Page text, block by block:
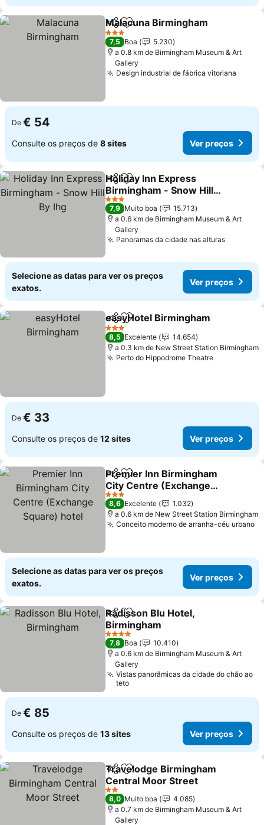
PartilharAdicionar aos favoritos
Malacuna Birmingham
3 Estrelas
7,5 Boa
5.230
a 0.8 km de Birmingham Museum & Art
Gallery
Design industrial de fábrica vitoriana
De € 54
Consulte os preços de 8 sites Ver preços
PartilharAdicionar aos favoritos
Holiday Inn Express
Birmingham - Snow Hill
By Ihg
3 Estrelas
7,9 Muito boa
15.713
a 0.6 km de Birmingham Museum & Art
Gallery
Panoramas da cidade nas alturas
Selecione as datas para ver os preços
exatos.
Ver preços
PartilharAdicionar aos favoritos
easyHotel Birmingham
3 Estrelas
8,5 Excelente
14.654
a 0.3 km de New Street Station Birmingham
Perto do Hippodrome Theatre
De € 33
Consulte os preços de 12 sites Ver preços
PartilharAdicionar aos favoritos
Premier Inn Birmingham
City Centre (Exchange
Square) hotel
3 Estrelas
8,6 Excelente
1.032
a 0.6 km de New Street Station Birmingham
Conceito moderno de arranha-céu urbano
Selecione as datas para ver os preços
exatos.
Ver preços
PartilharAdicionar aos favoritos
Radisson Blu Hotel,
Birmingham
4 Estrelas
7,8 Boa
10.410
a 0.6 km de Birmingham Museum & Art
Gallery
Vistas panorâmicas da cidade do chão ao
teto
De € 85
Consulte os preços de 13 sites Ver preços
PartilharAdicionar aos favoritos
Travelodge Birmingham
Central Moor Street
2 Estrelas
8,0 Muito boa
4.085
a 0.7 km de Birmingham Museum & Art
Gallery